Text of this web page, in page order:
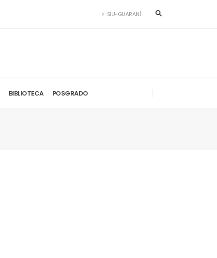
SIU-GUARANÍ
BIBLIOTECA POSGRADO